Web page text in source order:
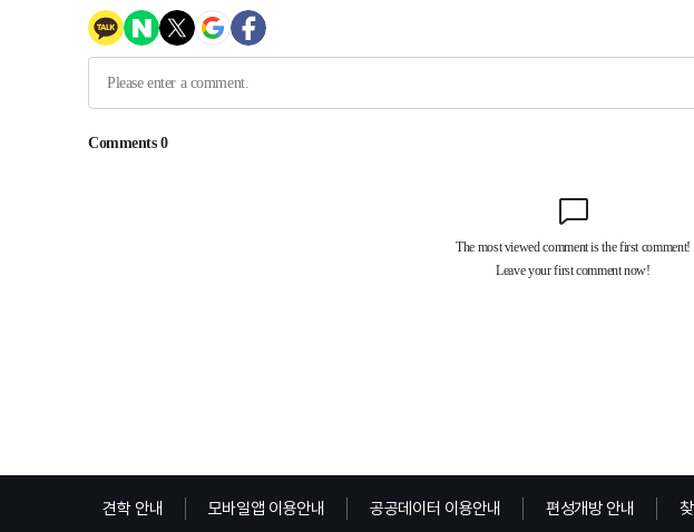
견학 안내 모바일앱 이용안내 공공데이터 이용안내 편성개방 안내